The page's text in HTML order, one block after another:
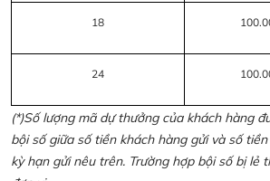
18
24
(*)Số lượng mã dự thưởng của khách hàng
bội số giữa số tiền khách hàng gửi và số
kỳ hạn gửi nêu trên. Trường hợp bội số bị lẻ